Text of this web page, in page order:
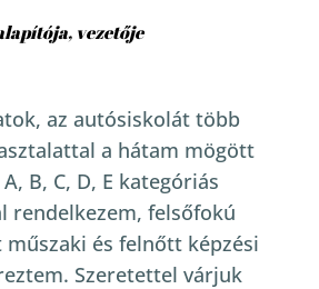
vezetője
az autósiskolát több
a hátam mögött
B, C, D, E kategóriás
rendelkezem, felsőfokú
műszaki és felnőtt képzési
Szeretettel várjuk